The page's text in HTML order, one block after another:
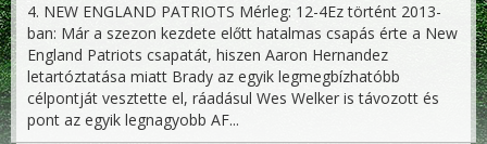
4. NEW ENGLAND PATRIOTS Mérleg: 12-4Ez történt 2013-
ban: Már a szezon kezdete előtt hatalmas csapás érte a New
England Patriots csapatát, hiszen Aaron Hernandez
letartóztatása miatt Brady az egyik legmegbízhatóbb
célpontját vesztette el, ráadásul Wes Welker is távozott és
pont az egyik legnagyobb AF...